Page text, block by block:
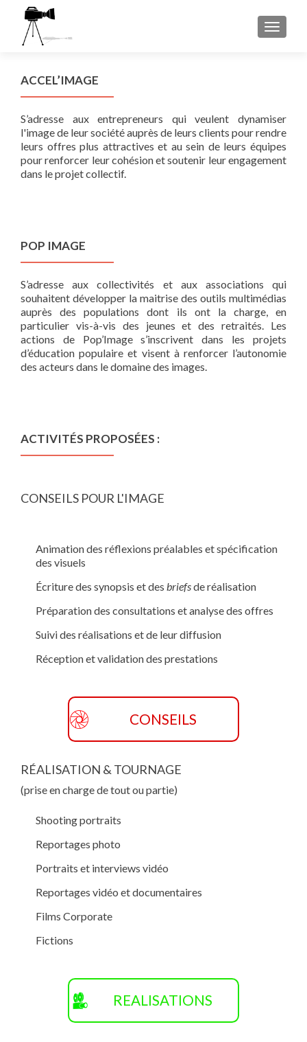
ACCEL’IMAGE
S’adresse aux entrepreneurs qui veulent dynamiser
l'image de leur société auprès de leurs clients pour rendre
leurs offres plus attractives et au sein de leurs équipes
pour renforcer leur cohésion et soutenir leur engagement
dans le projet collectif.
POP IMAGE
S’adresse aux collectivités et aux associations qui
souhaitent développer la maitrise des outils multimédias
auprès des populations dont ils ont la charge, en
particulier vis-à-vis des jeunes et des retraités. Les
actions de Pop’Image s’inscrivent dans les projets
d’éducation populaire et visent à renforcer l’autonomie
des acteurs dans le domaine des images.
ACTIVITÉS PROPOSÉES :
CONSEILS POUR L'IMAGE
Animation des réflexions préalables et spécification
des visuels
Écriture des synopsis et des briefsde réalisation
Préparation des consultations et analyse des offres
Suivi des réalisations et de leur diffusion
Réception et validation des prestations
CONSEILS
RÉALISATION & TOURNAGE
(prise en charge de tout ou partie)
Shooting portraits
Reportages photo
Portraits et interviews vidéo
Reportages vidéo et documentaires
Films Corporate
Fictions
REALISATIONS